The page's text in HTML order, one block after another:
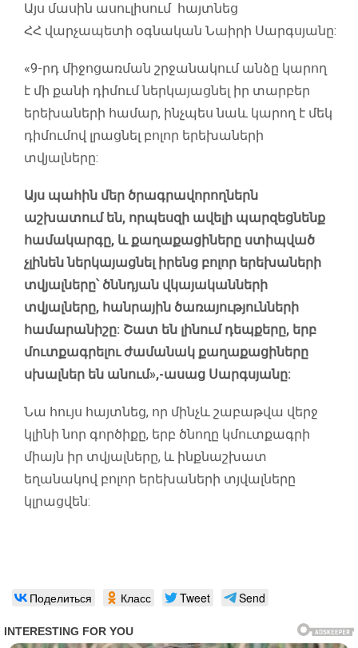
Այս մասին ասուլիսում հայտնեց
ՀՀ վարչապետի օգնական Նաիրի Սարգսյանը:
«9-րդ միջոցառման շրջանակում անձը կարող
է մի քանի դիմում ներկայացնել իր տարբեր
երեխաների համար, ինչպես նաև կարող է մեկ
դիմումով լրացնել բոլոր երեխաների
տվյալները:
Այս պահին մեր ծրագրավորողներն
աշխատում են, որպեսզի ավելի պարզեցնենք
համակարգը, և քաղաքացիները ստիպված
չլինեն ներկայացնել իրենց բոլոր երեխաների
տվյալները՝ ծննդյան վկայականների
տվյալները, հանրային ծառայությունների
համարանիշը: Շատ են լինում դեպքերը, երբ
մուտքագրելու ժամանակ քաղաքացիները
սխալներ են անում»,-ասաց Սարգսյանը:
Նա հույս հայտնեց, որ մինչև շաբաթվա վերջ
կլինի նոր գործիքը, երբ ծնողը կմուտքագրի
միայն իր տվյալները, և ինքնաշխատ
եղանակով բոլոր երեխաների տյվալները
կլրացվեն:
Поделиться Класс Tweet Send